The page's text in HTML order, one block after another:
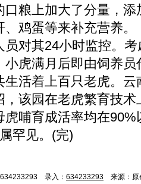
口粮上加大了分量，
、鸡蛋等来补充营养
对其24小时监控。
小虎满月后即由饲养
生活着上百只老虎。
，该园在老虎繁育技
虎哺育成活率均在
罕见。(完)
录入： 634233293 来源：